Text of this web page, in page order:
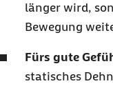
länger wird,
Bewegung
Fürs gute
statisches